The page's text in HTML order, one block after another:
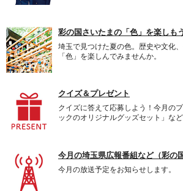
彩の国さいたまの「色」を楽しも
埼玉で見つけた夏の色。歴史や文化
「色」を楽しんでみませんか。
クイズ＆プレゼント
クイズに答えて応募しよう！今月の
ックのオリジナルグッズセット」など
今月の埼玉県広報番組など（彩の
今月の放送予定をお知らせします。